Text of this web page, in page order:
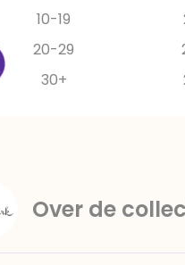
10-19
20-29
30+
Over de